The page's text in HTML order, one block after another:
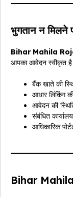
भुगतान न मिलने
Bihar Mahila
आपका आवेदन स्वीकृत है
बैंक खाते की
आधार लिंकिंग
आवेदन की
संबंधित
आधिकारिक
Bihar